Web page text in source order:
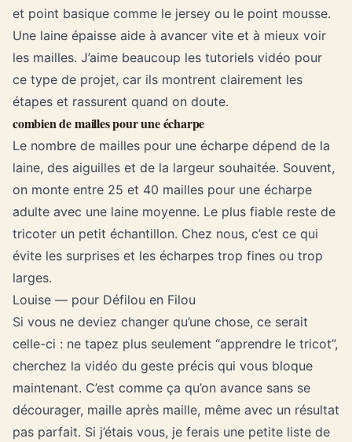
et point basique comme le jersey ou le point mousse.
Une laine épaisse aide à avancer vite et à mieux voir
les mailles. J’aime beaucoup les tutoriels vidéo pour
ce type de projet, car ils montrent clairement les
étapes et rassurent quand on doute.
combien de mailles pour une écharpe
Le nombre de mailles pour une écharpe dépend de la
laine, des aiguilles et de la largeur souhaitée. Souvent,
on monte entre 25 et 40 mailles pour une écharpe
adulte avec une laine moyenne. Le plus fiable reste de
tricoter un petit échantillon. Chez nous, c’est ce qui
évite les surprises et les écharpes trop fines ou trop
larges.
Louise — pour Défilou en Filou
Si vous ne deviez changer qu’une chose, ce serait
celle-ci : ne tapez plus seulement “apprendre le tricot”,
cherchez la vidéo du geste précis qui vous bloque
maintenant. C’est comme ça qu’on avance sans se
décourager, maille après maille, même avec un résultat
pas parfait. Si j’étais vous, je ferais une petite liste de